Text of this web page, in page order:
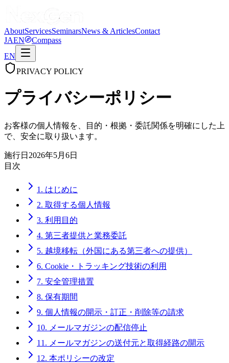
AboutServicesSeminarsNews & ArticlesContact
JAEN
Compass
EN
PRIVACY POLICY
プライバシーポリシー
お客様の個人情報を、目的・根拠・委託関係を明確にした上
で、安全に取り扱います。
施行日 2026年5月6日
目次
1. はじめに
2. 取得する個人情報
3. 利用目的
4. 第三者提供と業務委託
5. 越境移転（外国にある第三者への提供）
6. Cookie・トラッキング技術の利用
7. 安全管理措置
8. 保有期間
9. 個人情報の開示・訂正・削除等の請求
10. メールマガジンの配信停止
11. メールマガジンの送付元と取得経路の開示
12. 本ポリシーの改定